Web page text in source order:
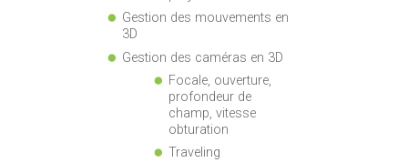
Gestion des mouvements en
3D
Gestion des caméras en 3D
Focale, ouverture,
profondeur de
champ, vitesse
obturation
Traveling